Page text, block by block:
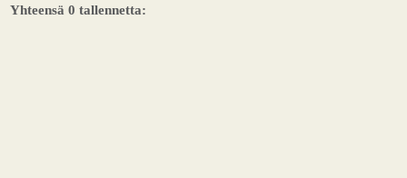
Yhteensä 0 tallennetta: